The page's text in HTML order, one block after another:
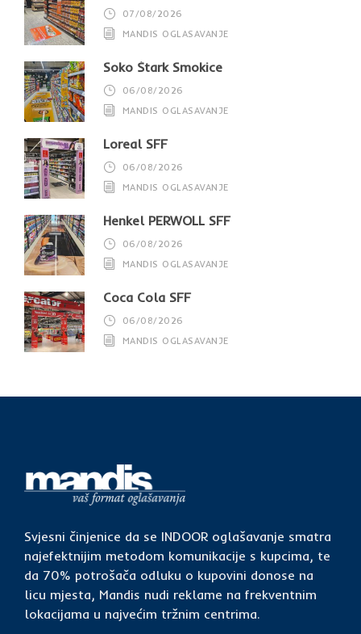
07/08/2026
MANDIS OGLASAVANJE
Soko Štark Smokice
06/08/2026
MANDIS OGLASAVANJE
Loreal SFF
06/08/2026
MANDIS OGLASAVANJE
Henkel PERWOLL SFF
06/08/2026
MANDIS OGLASAVANJE
Coca Cola SFF
06/08/2026
MANDIS OGLASAVANJE
Svjesni činjenice da se INDOOR oglašavanje smatra
najefektnijim metodom komunikacije s kupcima, te
da 70% potrošača odluku o kupovini donose na
licu mjesta, Mandis nudi reklame na frekventnim
lokacijama u najvećim tržnim centrima.